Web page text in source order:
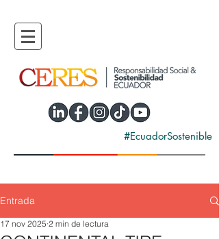
#EcuadorSostenible
Entrada
17 nov 2025 2 min de lectura